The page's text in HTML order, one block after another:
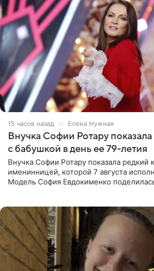
15 часов назад Елена Нужная
Внучка Софии Ротару
с бабушкой в день ее 79-летия
Внучка Софии Ротару показала редкий
именинницей, которой 7 августа
Модель София Евдокименко